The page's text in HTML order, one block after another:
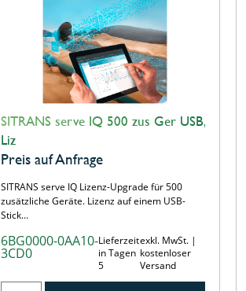
SITRANS serve IQ 500 zus Ger USB,
Liz
Preis auf Anfrage
SITRANS serve IQ Lizenz-Upgrade für 500
zusätzliche Geräte. Lizenz auf einem USB-
Stick…
6BG0000-0AA10-
3CD0
Lieferzeit
in Tagen
5
exkl. MwSt. |
kostenloser
Versand